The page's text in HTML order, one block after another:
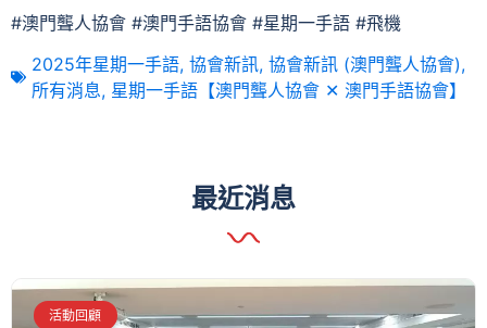
#澳門聾人協會 #澳門手語協會 #星期一手語 #飛機
2025年星期一手語, 協會新訊, 協會新訊 (澳門聾人協會),
所有消息, 星期一手語【澳門聾人協會 ✕ 澳門手語協會】
最近消息
活動回顧